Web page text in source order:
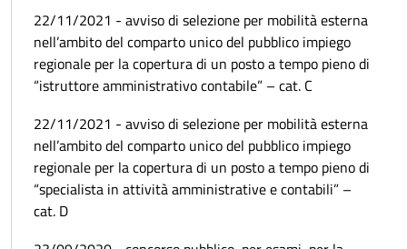
22/11/2021 - avviso di selezione per mobilità esterna
nell’ambito del comparto unico del pubblico impiego
regionale per la copertura di un posto a tempo pieno di
“istruttore amministrativo contabile” – cat. C
22/11/2021 - avviso di selezione per mobilità esterna
nell’ambito del comparto unico del pubblico impiego
regionale per la copertura di un posto a tempo pieno di
“specialista in attività amministrative e contabili” –
cat. D